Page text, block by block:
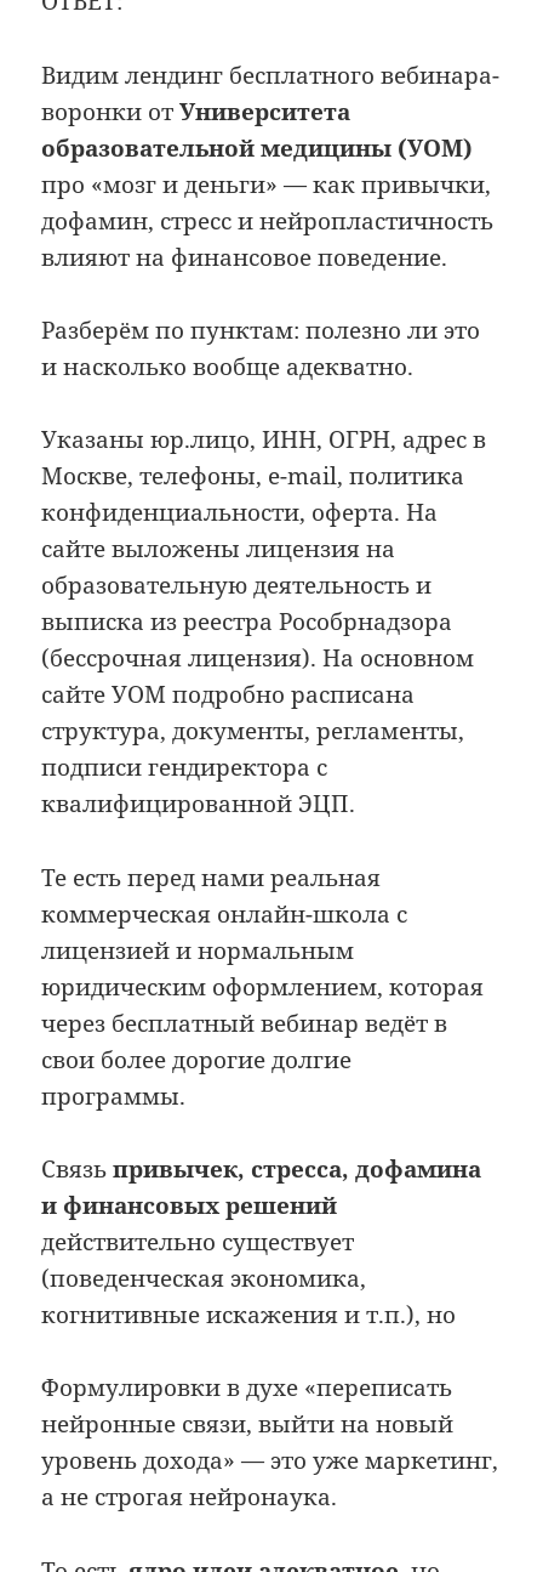
Видим лендинг бесплатного вебинара-
воронки отУниверситета
образовательной медицины (УОМ)
про «мозг и деньги» — как привычки,
дофамин, стресс и нейропластичность
влияют на финансовое поведение.
Разберём по пунктам: полезно ли это
и насколько вообще адекватно.
Указаны юр.лицо, ИНН, ОГРН, адрес в
Москве, телефоны, e-mail, политика
конфиденциальности, оферта. На
сайте выложены лицензия на
образовательную деятельность и
выписка из реестра Рособрнадзора
(бессрочная лицензия). На основном
сайте УОМ подробно расписана
структура, документы, регламенты,
подписи гендиректора с
квалифицированной ЭЦП.
Те есть перед нами реальная
коммерческая онлайн-школа с
лицензией и нормальным
юридическим оформлением, которая
через бесплатный вебинар ведёт в
свои более дорогие долгие
программы.
Связьпривычек, стресса, дофамина
и финансовых решений
действительно существует
(поведенческая экономика,
когнитивные искажения и т.п.), но
Формулировки в духе «переписать
нейронные связи, выйти на новый
уровень дохода» — это уже маркетинг,
а не строгая нейронаука.